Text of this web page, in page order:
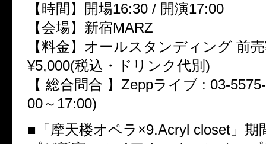
【時間】開場16:30 / 開演17:00
【会場】新宿MARZ
【料金】オールスタンディング 前
¥5,000(税込・ドリンク代別)
【 総合問合 】Zeppライブ : 03-
00～17:00)
■「摩天楼オペラ×9.Acryl closet」期